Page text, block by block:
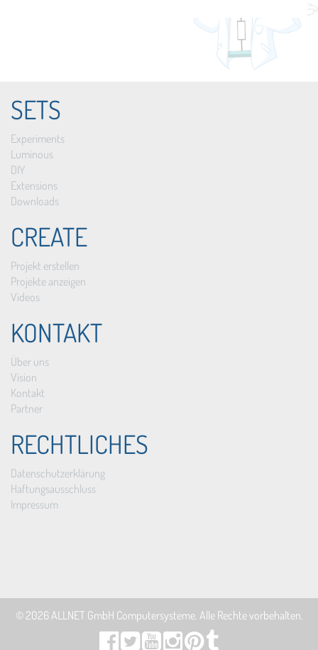
SETS
Experiments
Luminous
DIY
Extensions
Downloads
CREATE
Projekt erstellen
Projekte anzeigen
Videos
KONTAKT
Über uns
Vision
Kontakt
Partner
RECHTLICHES
Datenschutzerklärung
Haftungsausschluss
Impressum
© 2026ALLNET GmbH Computersysteme. Alle Rechte vorbehalten.